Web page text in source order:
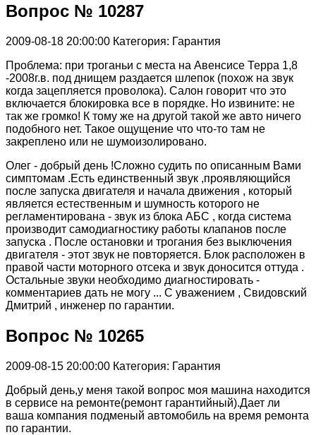
Вопрос № 10287
2009-08-18 20:00:00 Категория: Гарантия
Проблема: при троганьи с места на Авенсисе Терра 1,8
-2008г.в. под днищем раздается шлепок (похож на звук
когда зацепляется проволока). Салон говорит что это
включается блокировка все в порядке. Но извините: не
так же громко! К тому же на другой такой же авто ничего
подобного нет. Такое ощущение что что-то там не
закреплено или не шумоизолировано.
Олег - добрый день !Сложно судить по описанным Вами
симптомам .Есть единственный звук ,проявляющийся
после запуска двигателя и начала движения , который
является естественным и шумность которого не
регламентирована - звук из блока АБС , когда система
производит самодиагностику работы клапанов после
запуска . После остановки и трогания без выключения
двигателя - этот звук не повторяется. Блок расположен в
правой части моторного отсека и звук доносится оттуда .
Остальные звуки необходимо диагностировать -
комментариев дать не могу ... С уважением , Свидовский
Дмитрий , инженер по гарантии.
Вопрос № 10265
2009-08-15 20:00:00 Категория: Гарантия
Добрый день,у меня такой вопрос моя машина находится
в сервисе на ремонте(ремонт гарантийный).Дает ли
ваша компания подменый автомобиль на время ремонта
по гарантии.